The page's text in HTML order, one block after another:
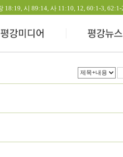
시 89:14, 사 11:10, 12, 60:1-3, 62:1-